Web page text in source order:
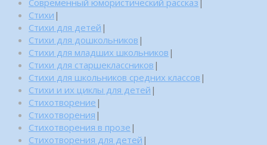
Современный юмористический рассказ |
Стихи |
Стихи для детей |
Стихи для дошкольников |
Стихи для младших школьников |
Стихи для старшеклассников |
Стихи для школьников средних классов |
Стихи и их циклы для детей |
Стихотворение |
Стихотворения |
Стихотворения в прозе |
Стихотворения для детей |